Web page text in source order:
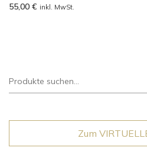
55,00 € inkl. MwSt.
Suche
Zum